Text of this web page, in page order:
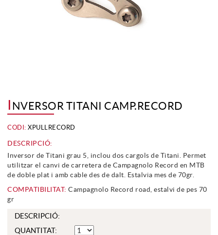
I NVERSOR TITANI CAMP.RECORD
CODI: XPULLRECORD
DESCRIPCIÓ:
Inversor de Titani grau 5, inclou dos cargols de Titani. Permet
utilitzar el canvi de carretera de Campagnolo Record en MTB
de doble plat i amb cable des de dalt. Estalvia mes de 70gr.
COMPATIBILITAT: Campagnolo Record road, estalvi de pes 70
gr
DESCRIPCIÓ:
QUANTITAT: